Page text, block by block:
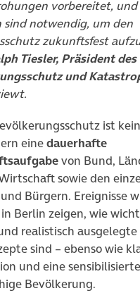
vorbereitet,
notwendig, um den
zukunftsfest
Tiesler, Präsident
und
ist
einedauerhafte
von Bund,
sowie den
Bürgern. Ereignisse
Berlin zeigen, wie
realistisch ausgelegte
sind – ebenso wie
und eine
Bevölkerung.